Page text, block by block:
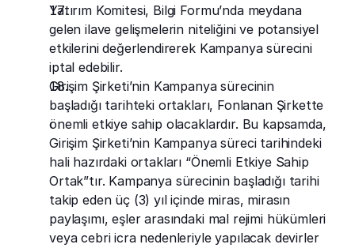
Yatırım Komitesi, Bilgi Formu’nda meydana
gelen ilave gelişmelerin niteliğini ve potansiyel
etkilerini değerlendirerek Kampanya sürecini
iptal edebilir.
Girişim Şirketi’nin Kampanya sürecinin
başladığı tarihteki ortakları, Fonlanan Şirkette
önemli etkiye sahip olacaklardır. Bu kapsamda,
Girişim Şirketi’nin Kampanya süreci tarihindeki
hali hazırdaki ortakları “Önemli Etkiye Sahip
Ortak”tır. Kampanya sürecinin başladığı tarihi
takip eden üç (3) yıl içinde miras, mirasın
paylaşımı, eşler arasındaki mal rejimi hükümleri
veya cebri icra nedenleriyle yapılacak devirler